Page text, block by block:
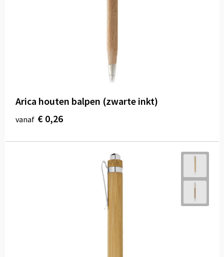
Arica houten balpen (zwarte inkt)
vanaf € 0,26